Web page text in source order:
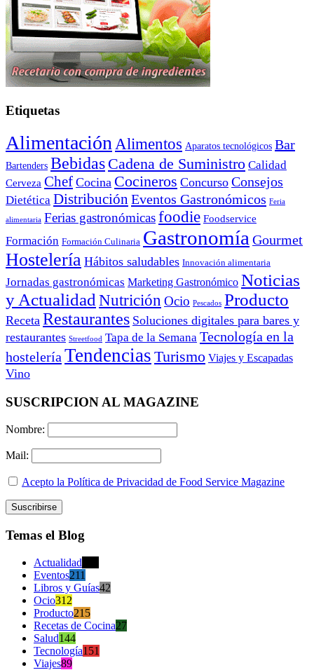
Etiquetas
Alimentación Alimentos Aparatos tecnológicos Bar
Bartenders Bebidas Cadena de Suministro Calidad
Cerveza Chef Cocina Cocineros Concurso Consejos
Dietética Distribución Eventos Gastronómicos Feria
alimentaria Ferias gastronómicasfoodie Foodservice
Formación Formación Culinaria Gastronomía Gourmet
Hostelería Hábitos saludables Innovación alimentaria
Jornadas gastronómicas Marketing Gastronómico Noticias
y Actualidad Nutrición Ocio Pescados Producto
Receta Restaurantes Soluciones digitales para bares y
restaurantes Streetfood Tapa de la Semana Tecnología en la
hostelería Tendencias Turismo Viajes y Escapadas
Vino
SUSCRIPCION AL MAGAZINE
Nombre:
Mail:
Acepto la Política de Privacidad de Food Service Magazine
Temas el Blog
Actualidad
Eventos211
Libros y Guías42
Ocio312
Producto215
Recetas de Cocina27
Salud144
Tecnología151
Viajes89